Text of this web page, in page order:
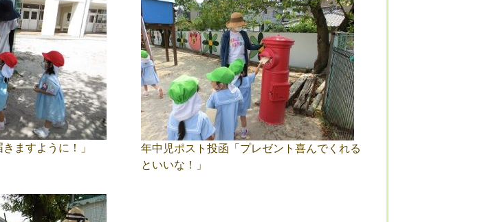
ますように！」
年中児ポスト投函「プレゼント喜んでくれる
といいな！」